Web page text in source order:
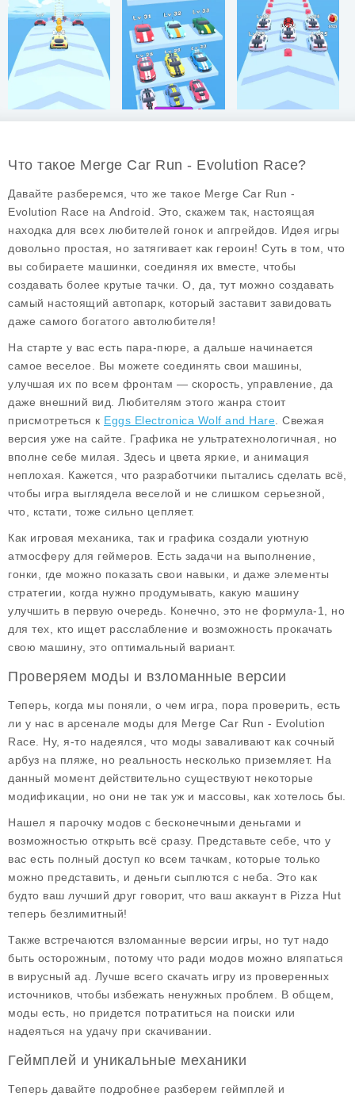
Что такое Merge Car Run - Evolution Race?
Давайте разберемся, что же такое Merge Car Run -
Evolution Race на Android. Это, скажем так, настоящая
находка для всех любителей гонок и апгрейдов. Идея игры
довольно простая, но затягивает как героин! Суть в том, что
вы собираете машинки, соединяя их вместе, чтобы
создавать более крутые тачки. О, да, тут можно создавать
самый настоящий автопарк, который заставит завидовать
даже самого богатого автолюбителя!
На старте у вас есть пара-пюре, а дальше начинается
самое веселое. Вы можете соединять свои машины,
улучшая их по всем фронтам — скорость, управление, да
даже внешний вид. Любителям этого жанра стоит
присмотреться к Eggs Electronica Wolf and Hare . Свежая
версия уже на сайте. Графика не ультратехнологичная, но
вполне себе милая. Здесь и цвета яркие, и анимация
неплохая. Кажется, что разработчики пытались сделать всё,
чтобы игра выглядела веселой и не слишком серьезной,
что, кстати, тоже сильно цепляет.
Как игровая механика, так и графика создали уютную
атмосферу для геймеров. Есть задачи на выполнение,
гонки, где можно показать свои навыки, и даже элементы
стратегии, когда нужно продумывать, какую машину
улучшить в первую очередь. Конечно, это не формула-1, но
для тех, кто ищет расслабление и возможность прокачать
свою машину, это оптимальный вариант.
Проверяем моды и взломанные версии
Теперь, когда мы поняли, о чем игра, пора проверить, есть
ли у нас в арсенале моды для Merge Car Run - Evolution
Race . Ну, я-то надеялся, что моды заваливают как сочный
арбуз на пляже, но реальность несколько приземляет. На
данный момент действительно существуют некоторые
модификации, но они не так уж и массовы, как хотелось бы.
Нашел я парочку модов с бесконечными деньгами и
возможностью открыть всё сразу. Представьте себе, что у
вас есть полный доступ ко всем тачкам, которые только
можно представить, и деньги сыплются с неба. Это как
будто ваш лучший друг говорит, что ваш аккаунт в Pizza Hut
теперь безлимитный!
Также встречаются взломанные версии игры, но тут надо
быть осторожным, потому что ради модов можно вляпаться
в вирусный ад. Лучше всего скачать игру из проверенных
источников, чтобы избежать ненужных проблем. В общем,
моды есть, но придется потратиться на поиски или
надеяться на удачу при скачивании.
Геймплей и уникальные механики
Теперь давайте подробнее разберем геймплей и